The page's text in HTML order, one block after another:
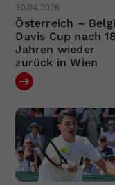
30.04.2026
Österreich –
Davis Cup nach 18
Jahren wieder
zurück in Wien